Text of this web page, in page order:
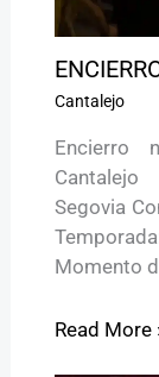
Cantalejo
Encierro
Segovia
Momento
Read More